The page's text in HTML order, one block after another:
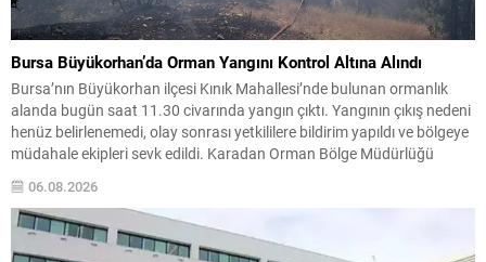
Bursa Büyükorhan’da Orman Yangını Kontrol Altına Alındı
Bursa’nın Büyükorhan ilçesi Kınık Mahallesi’nde bulunan ormanlık
alanda bugün saat 11.30 civarında yangın çıktı. Yangının çıkış nedeni
henüz belirlenemedi, olay sonrası yetkililere bildirim yapıldı ve bölgeye
müdahale ekipleri sevk edildi. Karadan Orman Bölge Müdürlüğü
helikopter desteği eklendi. Ekipler, havadan ve karadan...
06.08.2026